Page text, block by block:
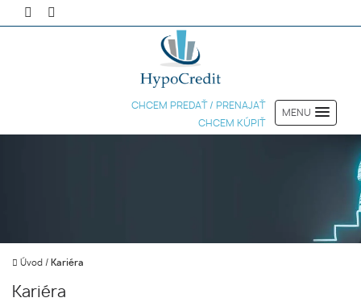
CHCEM PREDAŤ / PRENAJAŤ
CHCEM KÚPIŤ
MENU
Úvod / Kariéra
Kariéra